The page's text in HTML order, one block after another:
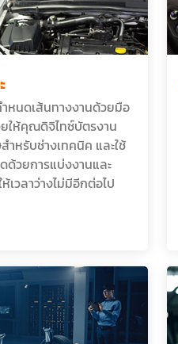
หนดเส้นทางงานด้วยมือ
ให้คุณดิจิไทซ์บัตรงาน
ำหรับช่างเทคนิค และใช้
ด้วยการแบ่งงานและ
เวลาว่างไม่มีอีกต่อไป